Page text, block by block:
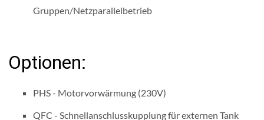
Gruppen/Netzparallelbetrieb
Optionen:
PHS - Motorvorwärmung (230V)
QFC - Schnellanschlusskupplung für externen Tank